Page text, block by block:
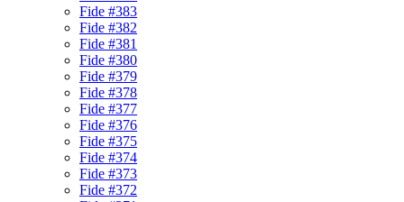
Fide #383
Fide #382
Fide #381
Fide #380
Fide #379
Fide #378
Fide #377
Fide #376
Fide #375
Fide #374
Fide #373
Fide #372